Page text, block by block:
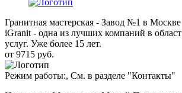
Гранитная мастерская - Завод №1 в Москве
iGranit - одна из лучших компаний в
услуг. Уже более 15 лет.
от 9715 руб.
Режим работы:, См. в разделе "Контакты"